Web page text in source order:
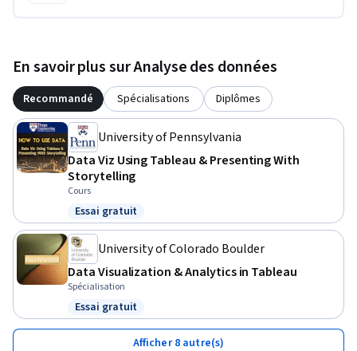
En savoir plus sur Analyse des données
Recommandé Spécialisations Diplômes
University of Pennsylvania
Data Viz Using Tableau & Presenting With
Storytelling
Cours
Statut : Essai gratuit
Essai gratuit
University of Colorado Boulder
Data Visualization & Analytics in Tableau
Spécialisation
Statut : Essai gratuit
Essai gratuit
Afficher 8 autre(s)